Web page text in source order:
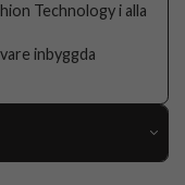
Technology i alla
inbyggda